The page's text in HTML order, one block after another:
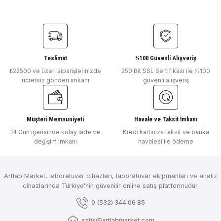
Ürün bilgilerinde hatalar bulunuyor.
Ürün fiyatı diğer sitelerden daha pahalı.
Bu ürüne benzer farklı alternatifler olmalı.
DLab Toppette Sabit Otomatik Pipet 5000 μl
DLAB
DLab Toppette Sabit Otomatik Pipet 1000 μl
₺ 2.857
Teslimat
₺22500 ve üzeri siparişlerinizde
ücretsiz gönderi imkanı
%100 Güvenli Alışveriş
250 Bit SSL Sertifikası ile %100
güvenli alışveriş
Müşteri Memnuniyeti
14 Gün içerisinde kolay iade ve
değişim imkanı
Havale ve Taksit İmkanı
Kredi kartınıza taksit ve banka
havalesi ile ödeme
Artlab Market, laboratuvar cihazları, laboratuvar ekipmanları ve analiz
cihazlarında Türkiye’nin güvenilir online satış platformudur.
0 (532) 344 06 85